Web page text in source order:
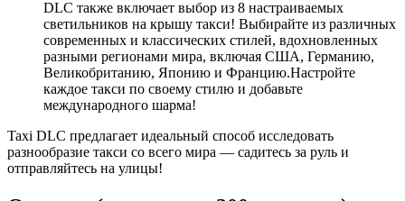
DLC также включает выбор из 8 настраиваемых
светильников на крышу такси! Выбирайте из различных
современных и классических стилей, вдохновленных
разными регионами мира, включая США, Германию,
Великобританию, Японию и Францию.Настройте
каждое такси по своему стилю и добавьте
международного шарма!
Taxi DLC предлагает идеальный способ исследовать
разнообразие такси со всего мира — садитесь за руль и
отправляйтесь на улицы!